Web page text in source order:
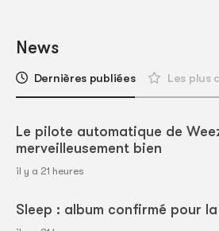
News
Dernières publiées Les plus
Le pilote automatique de
merveilleusement bien
il y a 21 heures
Sleep : album confirmé pour